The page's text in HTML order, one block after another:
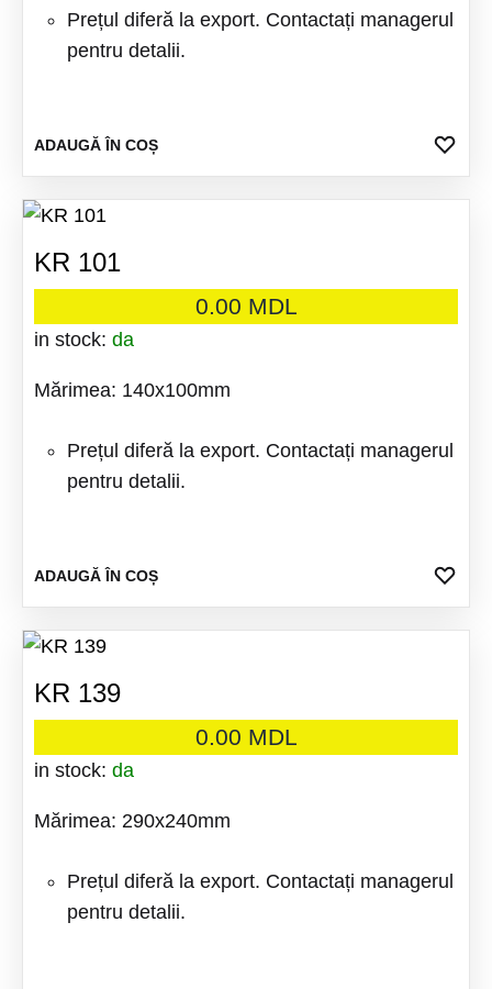
Prețul diferă la export. Contactați managerul
pentru detalii.
ADAUGĂ ÎN COȘ
KR 101
0.00 MDL
in stock: da
Mărimea: 140x100mm
Prețul diferă la export. Contactați managerul
pentru detalii.
ADAUGĂ ÎN COȘ
KR 139
0.00 MDL
in stock: da
Mărimea: 290x240mm
Prețul diferă la export. Contactați managerul
pentru detalii.